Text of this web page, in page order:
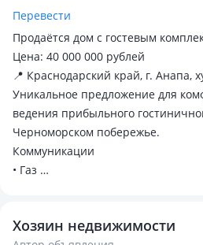
Перевести
Продаётся дом с гостевым
Цена: 40 000 000 рублей
📍 Краснодарский край, г. Анапа,
Уникальное предложение для
ведения прибыльного
Черноморском побережье.
Коммуникации
• Газ
• Септик
Хозяин недвижимости